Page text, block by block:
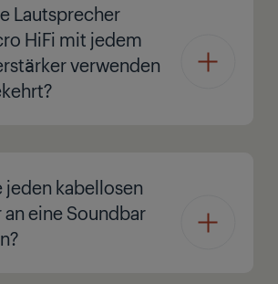
Lautsprecher
HiFi mit jedem
verwenden
jeden kabellosen
eine Soundbar